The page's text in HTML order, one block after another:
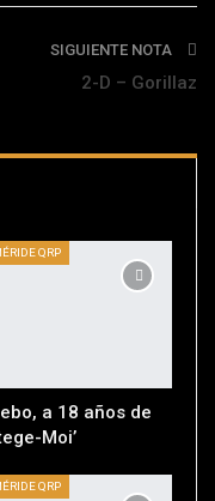
SIGUIENTE NOTA
2-D – Gorillaz
QRP
a 18 años de
Moi’
QRP